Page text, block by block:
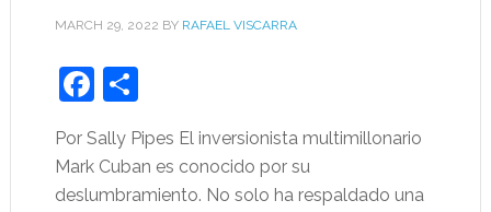
MARCH 29, 2022 BY RAFAEL VISCARRA
Facebook
Share
Por Sally Pipes El inversionista multimillonario
Mark Cuban es conocido por su
deslumbramiento. No solo ha respaldado una